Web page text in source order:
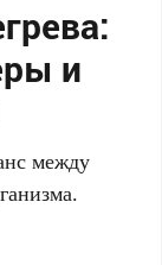
и
между